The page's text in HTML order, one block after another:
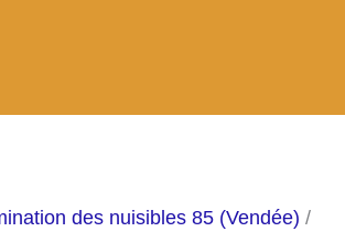
des nuisibles 85 (Vendée) /